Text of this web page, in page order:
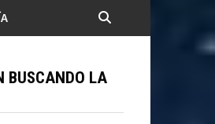
BUSCANDO LA